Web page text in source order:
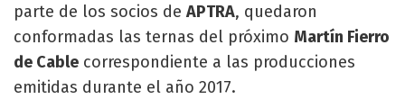
parte de los socios de APTRA, quedaron
conformadas las ternas del próximo Martín Fierro
de Cable correspondiente a las producciones
emitidas durante el año 2017.